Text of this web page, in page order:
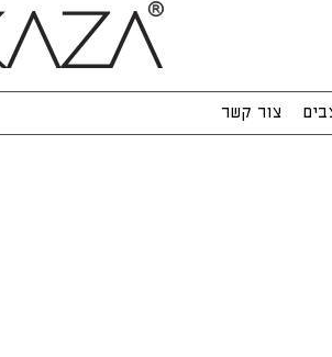
צור קשר